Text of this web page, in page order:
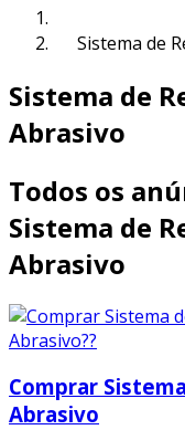
Sistema de
Sistema de
Abrasivo
Todos os
Sistema de
Abrasivo
Comprar
Abrasivo